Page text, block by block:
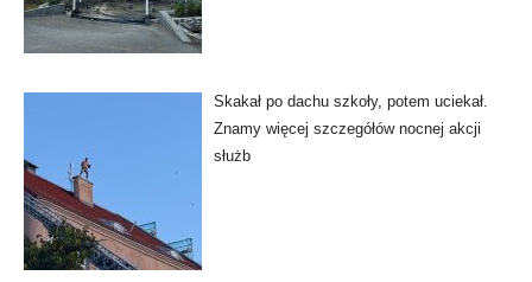
Skakał po dachu szkoły, potem uciekał.
Znamy więcej szczegółów nocnej akcji
służb